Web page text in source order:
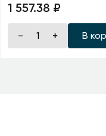
1 557.38 ₽
В